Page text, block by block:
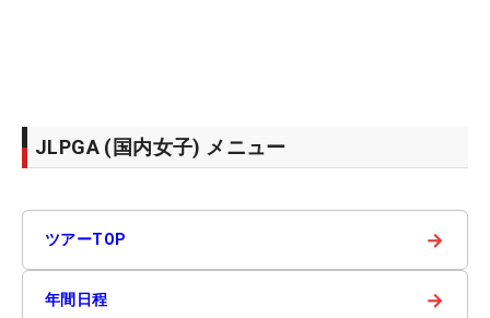
JLPGA (国内女子) メニュー
ツアーTOP →
年間日程 →